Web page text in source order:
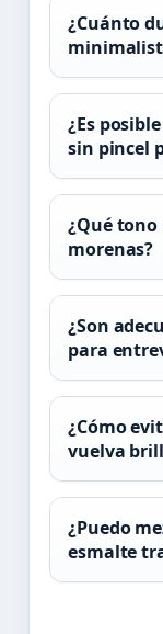
¿Cuánto
¿Es
sin pincel
¿Qué tono
morenas?
¿Son
para
¿Cómo
vuelva
¿Puedo
esmalte